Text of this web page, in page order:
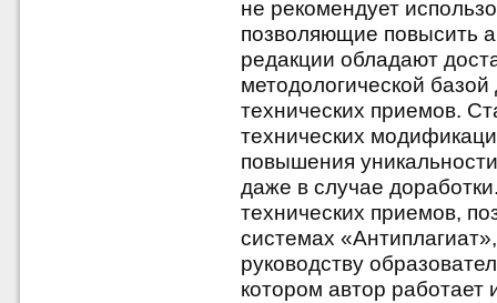
не рекомендует
позволяющие повысить
редакции обладают
методологической
технических приемов.
технических
повышения
даже в случае
технических приемов,
системах
руководству
котором автор работает